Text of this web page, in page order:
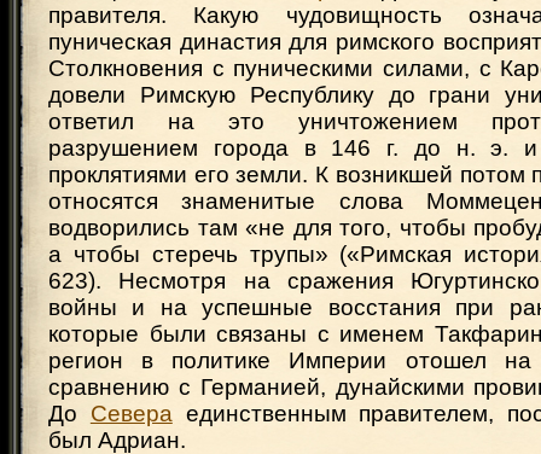
правителя. Какую чудовищность
пуническая династия для римского
Столкновения с пуническими силами, с
довели Римскую Республику до грани
ответил на это уничтожением
разрушением города в 146 г. до н. э. и
проклятиями его земли. К возникшей потом
относятся знаменитые слова
водворились там «не для того, чтобы
а чтобы стеречь трупы» («Римская
623). Несмотря на сражения
войны и на успешные восстания при
которые были связаны с именем
регион в политике Империи отошел
сравнению с Германией, дунайскими
До Севераединственным правителем,
был Адриан.